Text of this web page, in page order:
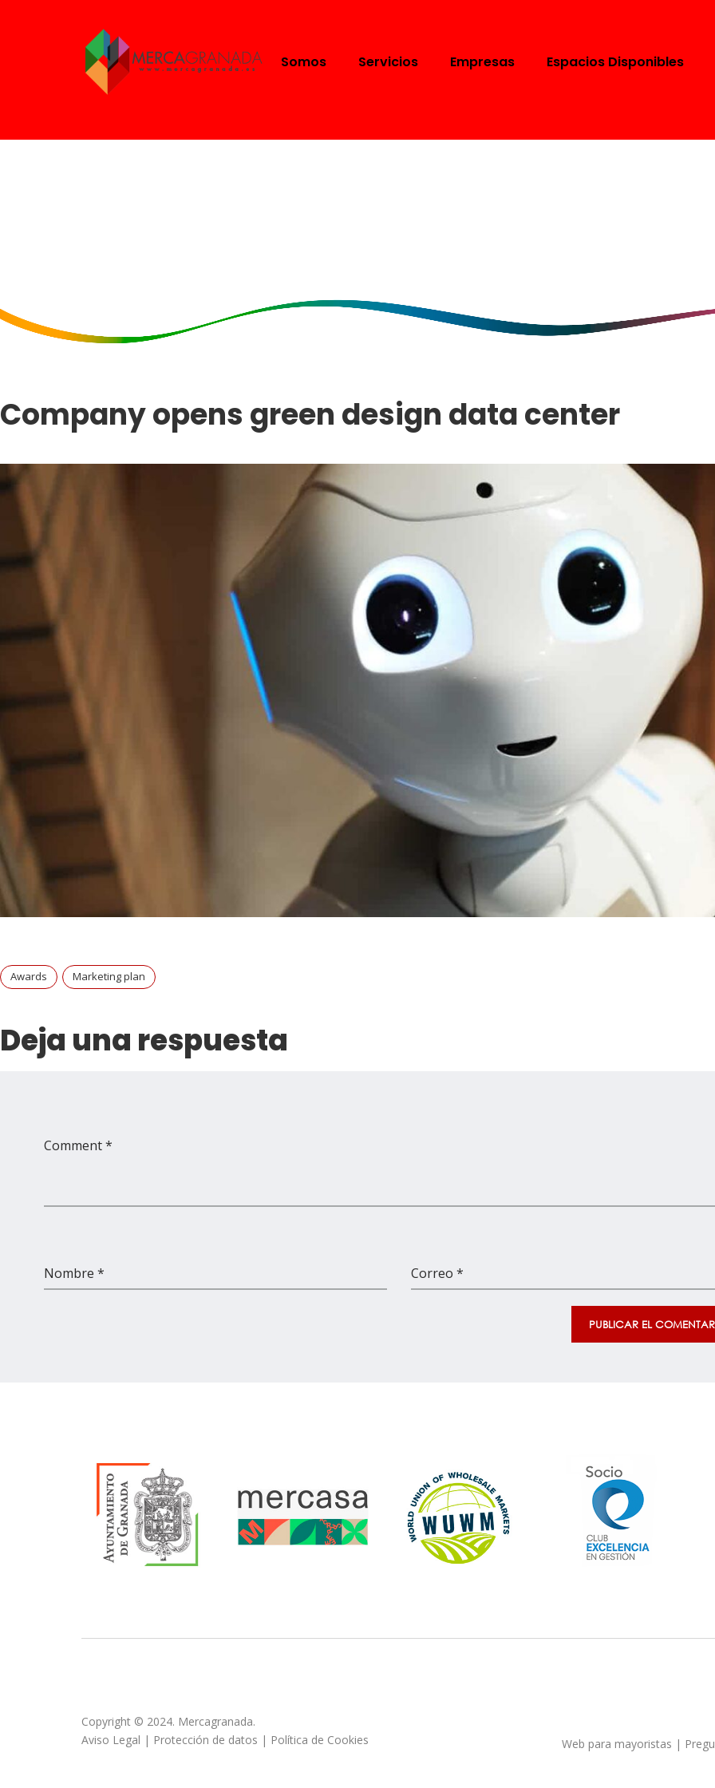
Somos Servicios Empresas Espacios Disponibles
Company opens green design data center
Awards Marketing plan
Deja una respuesta
Comment *
Nombre * Correo *
PUBLICAR EL
Copyright © 2024. Mercagranada.
Aviso Legal | Protección de datos | Política de Cookies Web para mayoristas |